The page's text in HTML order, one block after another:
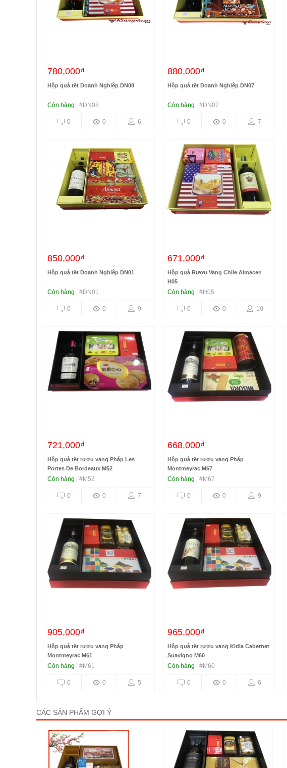
780,000₫
Hộp quà tết Doanh Nghiệp DN08
Còn hàng | #DN08
6
0
0
880,000₫
Hộp quà tết Doanh Nghiệp DN07
Còn hàng | #DN07
7
0
0
850,000₫
Hộp quà tết Doanh Nghiệp DN01
Còn hàng | #DN01
9
0
0
671,000₫
Hộp quà Rượu Vang Chile Almacen
H05
Còn hàng | #H05
10
0
0
721,000₫
Hộp quà tết rượu vang Pháp Les
Portes De Bordeaux M52
Còn hàng | #M52
7
0
0
668,000₫
Hộp quà tết rượu vang Pháp
Montmeyrac M67
Còn hàng | #M67
9
0
0
905,000₫
Hộp quà tết rượu vang Pháp
Montmeyrac M61
Còn hàng | #M61
5
0
0
965,000₫
Hộp quà tết rượu vang Kidia Cabernet
Suavigno M60
Còn hàng | #M60
6
0
0
CÁC SẢN PHẨM GỢI Ý